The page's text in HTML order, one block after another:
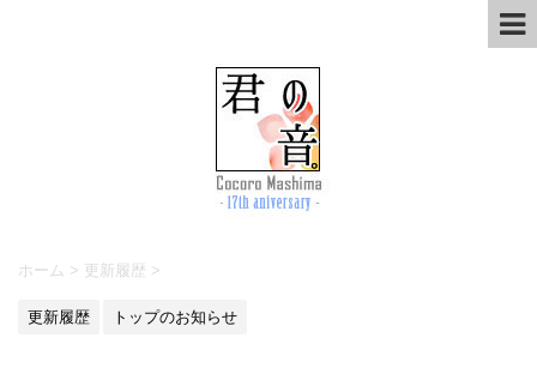
ホーム > 更新履歴 >
更新履歴 トップのお知らせ